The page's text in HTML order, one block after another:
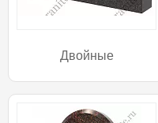
Двойные